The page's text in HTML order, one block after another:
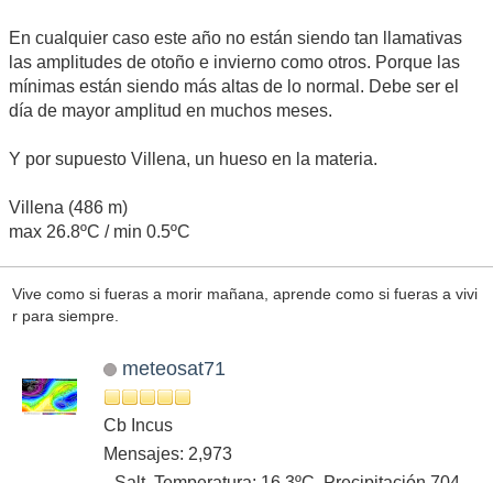
En cualquier caso este año no están siendo tan llamativas
las amplitudes de otoño e invierno como otros. Porque las
mínimas están siendo más altas de lo normal. Debe ser el
día de mayor amplitud en muchos meses.
Y por supuesto Villena, un hueso en la materia.
Villena (486 m)
max 26.8ºC / min 0.5ºC
Vive como si fueras a morir mañana, aprende como si fueras a vivi
r para siempre.
meteosat71
Cb Incus
Mensajes: 2,973